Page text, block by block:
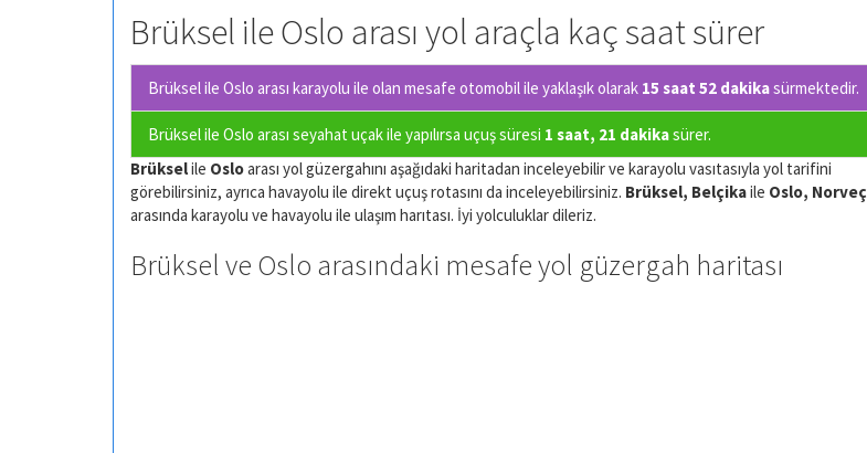
Brüksel ile Oslo arası yol araçla kaç saat sürer
Brüksel ile Oslo arası karayolu ile olan mesafe otomobil ile yaklaşık olarak 15 saat 52 dakikasürmektedir.
Brüksel ile Oslo arası seyahat uçak ile yapılırsa uçuş süresi 1 saat, 21 dakikasürer.
Brükselile Osloarası yol güzergahını aşağıdaki haritadan inceleyebilir ve karayolu vasıtasıyla yol tarifini
görebilirsiniz, ayrıca havayolu ile direkt uçuş rotasını da inceleyebilirsiniz. Brüksel, Belçikaile Oslo, Norveç
arasında karayolu ve havayolu ile ulaşım harıtası. İyi yolculuklar dileriz.
Brüksel ve Oslo arasındaki mesafe yol güzergah haritası